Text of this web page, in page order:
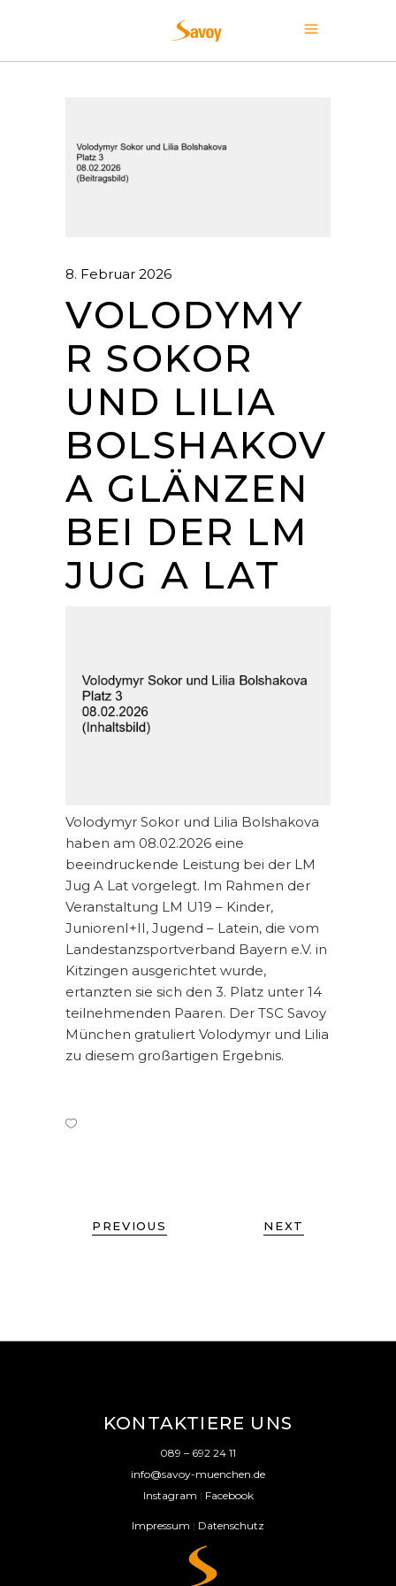
8. Februar 2026
VOLODYMY
R SOKOR
UND LILIA
BOLSHAKOV
A GLÄNZEN
BEI DER LM
JUG A LAT
Volodymyr Sokor und Lilia Bolshakova
haben am 08.02.2026 eine
beeindruckende Leistung bei der LM
Jug A Lat vorgelegt. Im Rahmen der
Veranstaltung LM U19 – Kinder,
JuniorenI+II, Jugend – Latein, die vom
Landestanzsportverband Bayern e.V. in
Kitzingen ausgerichtet wurde,
ertanzten sie sich den 3. Platz unter 14
teilnehmenden Paaren. Der TSC Savoy
München gratuliert Volodymyr und Lilia
zu diesem großartigen Ergebnis.
PREVIOUS NEXT
KONTAKTIERE UNS
089 – 692 24 11
info@savoy-muenchen.de
Instagram | Facebook
Impressum | Datenschutz